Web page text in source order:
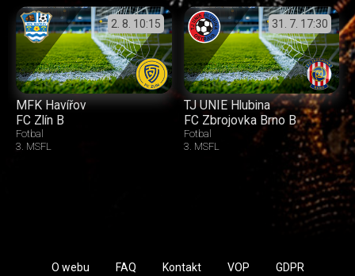
2. 8. 10:15
MFK Havířov
FC Zlín B
Fotbal
3. MSFL
31. 7. 17:30
TJ UNIE Hlubina
FC Zbrojovka Brno B
Fotbal
3. MSFL
O webu FAQ Kontakt VOP GDPR